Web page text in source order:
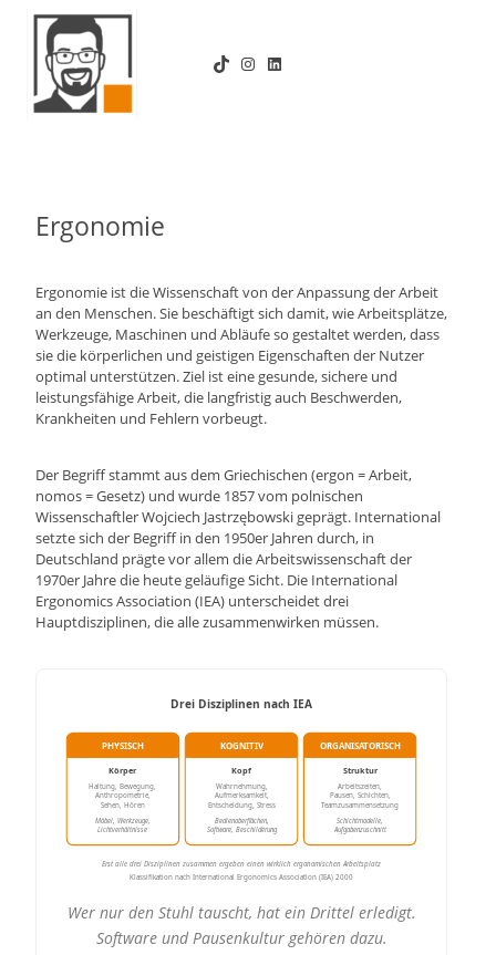
Zum
Inhalt
springen
TikTokInstagram
LinkedIn
Ergonomie
Ergonomie ist die Wissenschaft von der Anpassung der Arbeit
an den Menschen. Sie beschäftigt sich damit, wie Arbeitsplätze,
Werkzeuge, Maschinen und Abläufe so gestaltet werden, dass
sie die körperlichen und geistigen Eigenschaften der Nutzer
optimal unterstützen. Ziel ist eine gesunde, sichere und
leistungsfähige Arbeit, die langfristig auch Beschwerden,
Krankheiten und Fehlern vorbeugt.
Der Begriff stammt aus dem Griechischen (ergon = Arbeit,
nomos = Gesetz) und wurde 1857 vom polnischen
Wissenschaftler Wojciech Jastrzębowski geprägt. International
setzte sich der Begriff in den 1950er Jahren durch, in
Deutschland prägte vor allem die Arbeitswissenschaft der
1970er Jahre die heute geläufige Sicht. Die International
Ergonomics Association (IEA) unterscheidet drei
Hauptdisziplinen, die alle zusammenwirken müssen.
Drei Disziplinen nach IEA
PHYSISCH
Körper
Haltung, Bewegung,
Anthropometrie,
Sehen, Hören
Möbel, Werkzeuge,
Lichtverhältnisse
KOGNITIV
Kopf
Wahrnehmung,
Aufmerksamkeit,
Entscheidung, Stress
Bedienoberflächen,
Software, Beschilderung
ORGANISATORISCH
Struktur
Arbeitszeiten,
Pausen, Schichten,
Teamzusammensetzung
Schichtmodelle,
Aufgabenzuschnitt
Erst alle drei Disziplinen zusammen ergeben einen wirklich ergonomischenArbeitsplatz
Klassifikation nach International Ergonomics Association (IEA) 2000
Wer nur den Stuhl tauscht, hat ein Drittel erledigt.
Software und Pausenkultur gehören dazu.